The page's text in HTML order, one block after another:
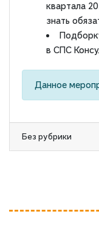
квартала
знать
в СПС
Данное
Без рубрики